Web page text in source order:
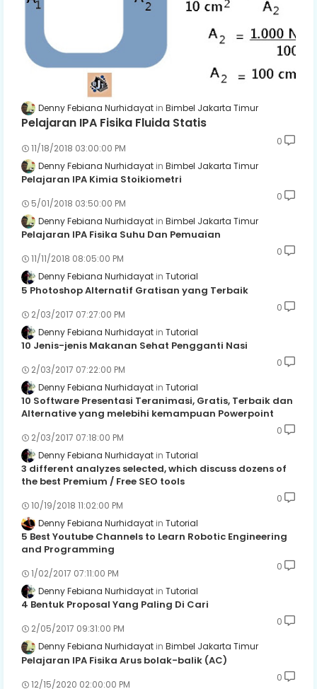
Denny Febiana Nurhidayat Bimbel Jakarta Timur
Pelajaran IPA Fisika Fluida Statis
11/18/2018 03:00:00 PM
0
Denny Febiana Nurhidayat Bimbel Jakarta Timur
Pelajaran IPA Kimia Stoikiometri
5/01/2018 03:50:00 PM
0
Denny Febiana Nurhidayat Bimbel Jakarta Timur
Pelajaran IPA Fisika Suhu Dan Pemuaian
11/11/2018 08:05:00 PM
0
Denny Febiana Nurhidayat Tutorial
5 Photoshop Alternatif Gratisan yang Terbaik
2/03/2017 07:27:00 PM
0
Denny Febiana Nurhidayat Tutorial
10 Jenis-jenis Makanan Sehat Pengganti Nasi
2/03/2017 07:22:00 PM
0
Denny Febiana Nurhidayat Tutorial
10 Software Presentasi Teranimasi, Gratis, Terbaik dan
Alternative yang melebihi kemampuan Powerpoint
2/03/2017 07:18:00 PM
0
Denny Febiana Nurhidayat Tutorial
3 different analyzes selected, which discuss dozens of
the best Premium / Free SEO tools
10/19/2018 11:02:00 PM
0
Denny Febiana Nurhidayat Tutorial
5 Best Youtube Channels to Learn Robotic Engineering
and Programming
1/02/2017 07:11:00 PM
0
Denny Febiana Nurhidayat Tutorial
4 Bentuk Proposal Yang Paling Di Cari
2/05/2017 09:31:00 PM
0
Denny Febiana Nurhidayat Bimbel Jakarta Timur
Pelajaran IPA Fisika Arus bolak-balik (AC)
12/15/2020 02:00:00 PM
0